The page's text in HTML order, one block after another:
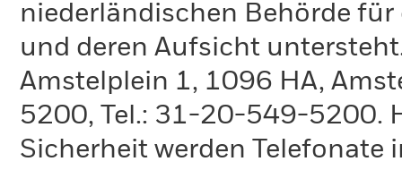
niederländischen Behörde
und deren Aufsicht
Amstelplein 1, 1096 HA,
5200, Tel.: 31-20-549-5200.
Sicherheit werden Telefonate